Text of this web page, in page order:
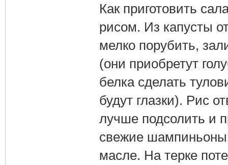
Как приготовить
рисом. Из капусты
мелко порубить,
(они приобретут
белка сделать
будут глазки). Рис
лучше подсолить и
свежие
масле. На терке